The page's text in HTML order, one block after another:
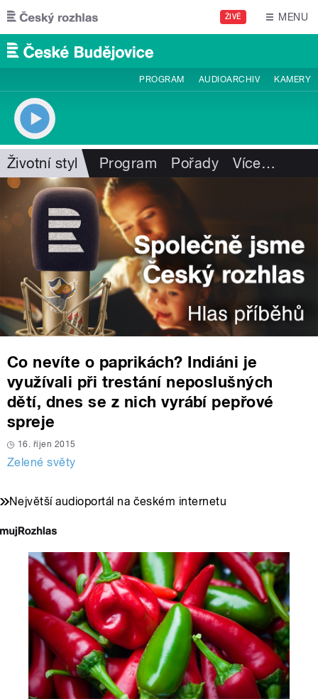
Přejít k hlavnímu obsahu
ŽIVĚ MENU
PROGRAM AUDIOARCHIV KAMERY
Životní styl Program Pořady Více…
Co nevíte o paprikách? Indiáni je
využívali při trestání neposlušných
dětí, dnes se z nich vyrábí pepřové
spreje
16. říjen 2015
Zelené světy
Největší audioportál na českém internetu